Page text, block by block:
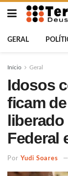
GERAL
Início Geral
Idosos
ficam
Federal
Por Yudi Soares